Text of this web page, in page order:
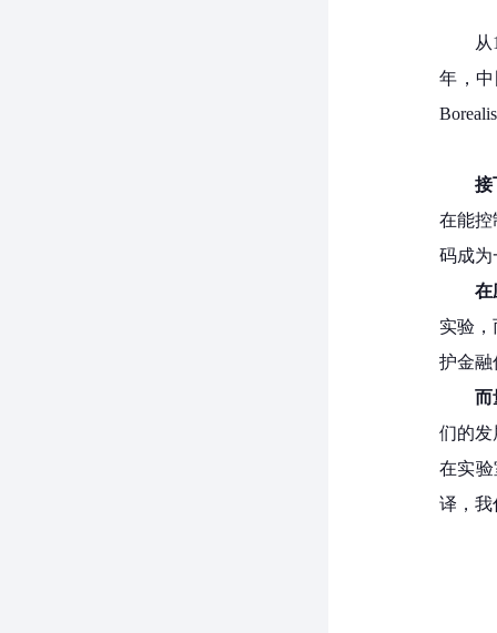
年，中
接
在能控
码成为
在
实验
护金融
而
们的发
在实
译，我